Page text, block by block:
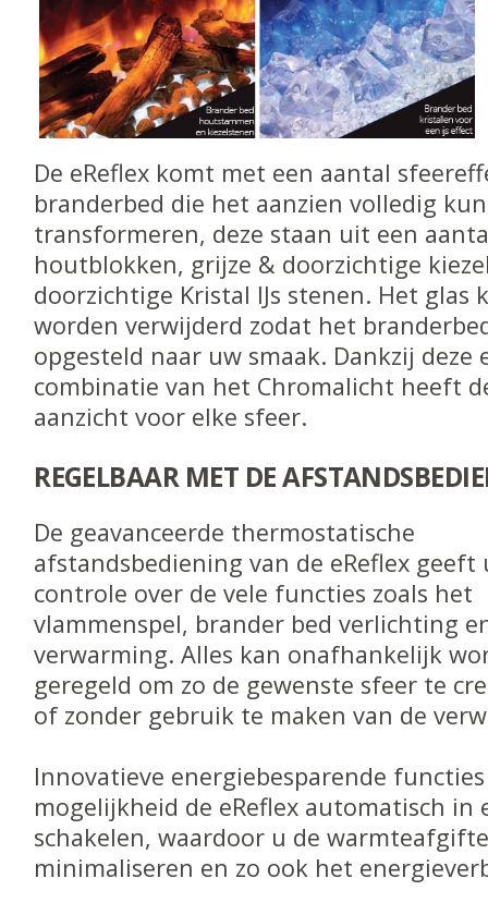
De eReflex komt met een aantal
branderbed die het aanzien volledig
transformeren, deze staan uit een
houtblokken, grijze & doorzichtige
doorzichtige Kristal IJs stenen. Het glas
worden verwijderd zodat het
opgesteld naar uw smaak. Dankzij deze
combinatie van het Chromalicht heeft
aanzicht voor elke sfeer.
REGELBAAR MET DE
De geavanceerde thermostatische
afstandsbediening van de eReflex geeft
controle over de vele functies zoals het
vlammenspel, brander bed verlichting
verwarming. Alles kan onafhankelijk
geregeld om zo de gewenste sfeer te
of zonder gebruik te maken van de
Innovatieve energiebesparende
mogelijkheid de eReflex automatisch in
schakelen, waardoor u de
minimaliseren en zo ook het